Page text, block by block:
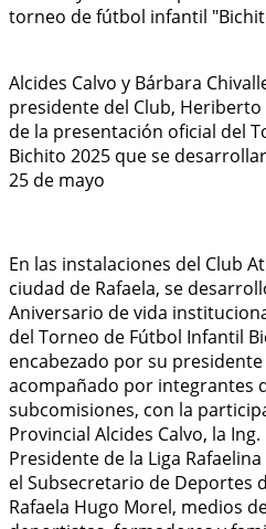
Alcides Calvo y Bárbara
presidente del Club,
de la presentación oficial del
Bichito 2025 que se
25 de mayo
En las instalaciones del Club
ciudad de Rafaela, se
Aniversario de vida
del Torneo de Fútbol Infantil
encabezado por su
acompañado por integrantes
subcomisiones, con la
Provincial Alcides Calvo, la
Presidente de la Liga
el Subsecretario de Deportes
Rafaela Hugo Morel, medios